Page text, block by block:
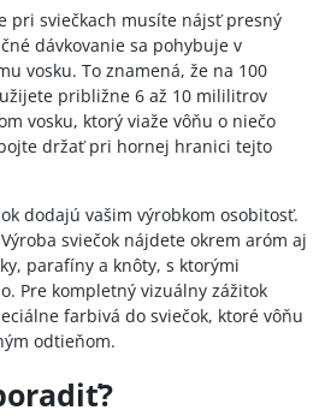
pri sviečkach musíte nájsť presný
dávkovanie sa pohybuje v
vosku. To znamená, že na 100
približne 6 až 10 mililitrov
vosku, ktorý viaže vôňu o niečo
držať pri hornej hranici tejto
dodajú vašim výrobkom osobitosť.
sviečok nájdete okrem aróm aj
parafíny a knôty, s ktorými
Pre kompletný vizuálny zážitok
farbivá do sviečok, ktoré vôňu
odtieňom.